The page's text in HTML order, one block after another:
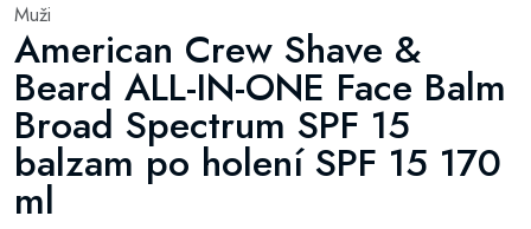
Muži
American Crew Shave &
Beard ALL-IN-ONE Face Balm
Broad Spectrum SPF 15
balzam po holení SPF 15 170
ml